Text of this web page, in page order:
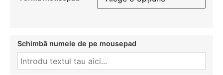
Schimbă numele de pe mousepad